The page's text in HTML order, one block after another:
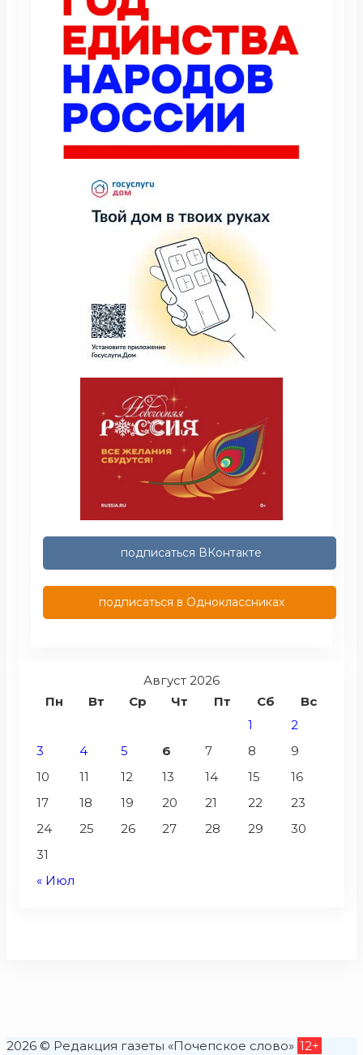
подписаться ВКонтакте
подписаться в Одноклассниках
Август 2026
Пн
Вт Ср Чт Пт Сб Вс
« Июл
1
2
3
4 5 6 7 8
9
10
11 12 13 14 15
16
17
18 19 20 21 22
23
24
25 26 27 28 29
30
31
2026 © Редакция газеты «Почепское слово» 12+